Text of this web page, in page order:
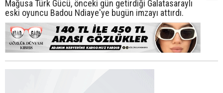
Mağusa Türk Gücü, önceki gün getirdiği Galatasaraylı
eski oyuncu Badou Ndiaye'ye bugün imzayı attırdı.